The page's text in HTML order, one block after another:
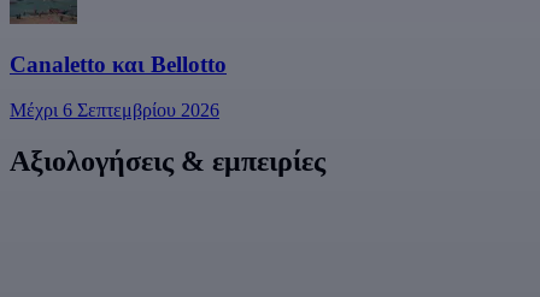
Canaletto και Bellotto
Μέχρι 6 Σεπτεμβρίου 2026
Αξιολογήσεις & εμπειρίες